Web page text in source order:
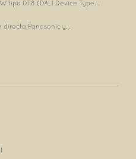
tipo DT8 (DALI Device Type...
directa Panasonic y...